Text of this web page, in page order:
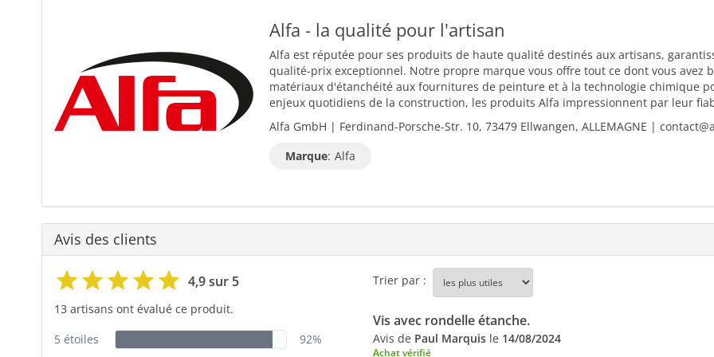
Alfa - la qualité pour l'artisan
Alfa est réputée pour ses produits de haute qualité destinés aux artisans,
qualité-prix exceptionnel. Notre propre marque vous offre tout ce dont vous avez
matériaux d'étanchéité aux fournitures de peinture et à la technologie chimique
enjeux quotidiens de la construction, les produits Alfa impressionnent par leur
Alfa GmbH | Ferdinand-Porsche-Str. 10, 73479 Ellwangen, ALLEMAGNE |
Marque: Alfa
Avis des clients
4,9 sur 5
13 artisans ont évalué ce produit.
5 étoiles
92%
Trier par :
Vis avec rondelle étanche.
Avis de Paul Marquis le 14/08/2024
Achat vérifié